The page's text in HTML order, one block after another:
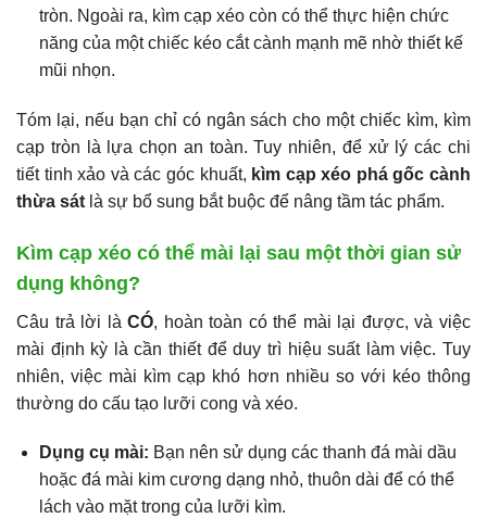
tròn. Ngoài ra, kìm cạp xéo còn có thể thực hiện chức
năng của một chiếc kéo cắt cành mạnh mẽ nhờ thiết kế
mũi nhọn.
Tóm lại, nếu bạn chỉ có ngân sách cho một chiếc kìm, kìm
cạp tròn là lựa chọn an toàn. Tuy nhiên, để xử lý các chi
tiết tinh xảo và các góc khuất, kìm cạp xéo phá gốc cành
thừa sát là sự bổ sung bắt buộc để nâng tầm tác phẩm.
Kìm cạp xéo có thể mài lại sau một thời gian sử
dụng không?
Câu trả lời làCÓ, hoàn toàn có thể mài lại được, và việc
mài định kỳ là cần thiết để duy trì hiệu suất làm việc. Tuy
nhiên, việc mài kìm cạp khó hơn nhiều so với kéo thông
thường do cấu tạo lưỡi cong và xéo.
Dụng cụ mài: Bạn nên sử dụng các thanh đá mài dầu
hoặc đá mài kim cương dạng nhỏ, thuôn dài để có thể
lách vào mặt trong của lưỡi kìm.